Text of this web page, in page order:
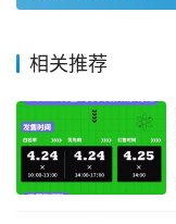
相关推荐